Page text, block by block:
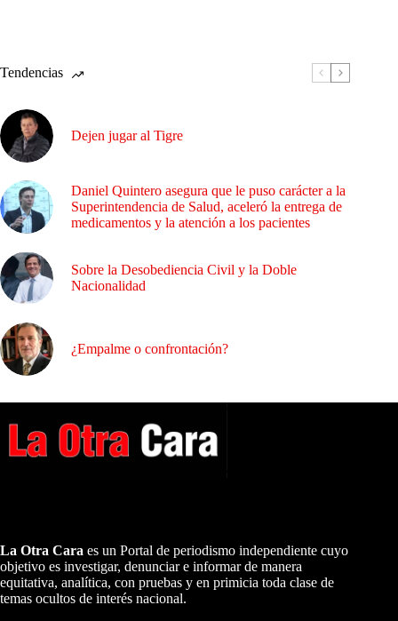
Tendencias
Dejen jugar al Tigre
Daniel Quintero asegura que le puso carácter a la
Superintendencia de Salud, aceleró la entrega de
medicamentos y la atención a los pacientes
Sobre la Desobediencia Civil y la Doble
Nacionalidad
¿Empalme o confrontación?
La Otra Cara es un Portal de periodismo independiente cuyo
objetivo es investigar, denunciar e informar de manera
equitativa, analítica, con pruebas y en primicia toda clase de
temas ocultos de interés nacional.